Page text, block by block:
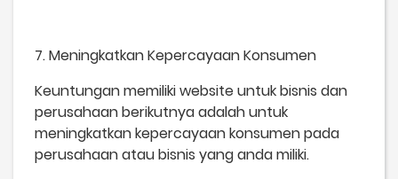
7. Meningkatkan Kepercayaan Konsumen
Keuntungan memiliki website untuk bisnis dan
perusahaan berikutnya adalah untuk
meningkatkan kepercayaan konsumen pada
perusahaan atau bisnis yang anda miliki.